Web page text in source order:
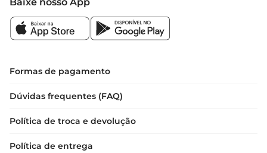
Informações técnicas
Tipo: Coxa e Sobrecoxa de frango
Livre de hormônios e antibióticos
Formas de pagamento
Dúvidas frequentes (FAQ)
Política de troca e devolução
Política de entrega